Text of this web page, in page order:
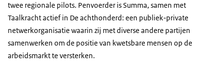
twee regionale pilots. Penvoerder is Summa, samen met
Taalkracht actief in De achthonderd: een publiek-private
netwerkorganisatie waarin zij met diverse andere partijen
samenwerken om de positie van kwetsbare mensen op de
arbeidsmarkt te versterken.